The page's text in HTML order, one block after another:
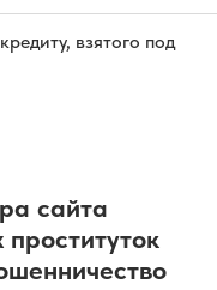
взятого под
сайта
проституток